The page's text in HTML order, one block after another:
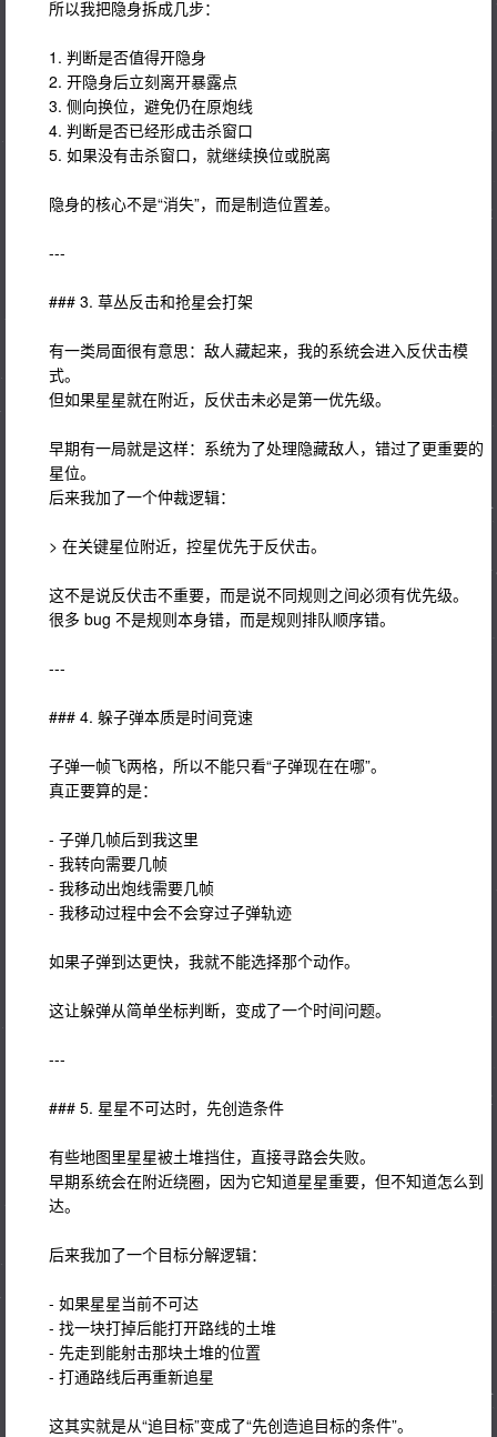
所以我把隐身拆成几步：
1. 判断是否值得开隐身
2. 开隐身后立刻离开暴露点
3. 侧向换位，避免仍在原炮线
4. 判断是否已经形成击杀窗口
5. 如果没有击杀窗口，就继续换位或脱离
隐身的核心不是“消失”，而是制造位置差。
---
### 3. 草丛反击和抢星会打架
有一类局面很有意思：敌人藏起来，我的系统会进入反伏击模
式。
但如果星星就在附近，反伏击未必是第一优先级。
早期有一局就是这样：系统为了处理隐藏敌人，错过了更重要的
星位。
后来我加了一个仲裁逻辑：
> 在关键星位附近，控星优先于反伏击。
这不是说反伏击不重要，而是说不同规则之间必须有优先级。
很多 bug 不是规则本身错，而是规则排队顺序错。
---
### 4. 躲子弹本质是时间竞速
子弹一帧飞两格，所以不能只看“子弹现在在哪”。
真正要算的是：
- 子弹几帧后到我这里
- 我转向需要几帧
- 我移动出炮线需要几帧
- 我移动过程中会不会穿过子弹轨迹
如果子弹到达更快，我就不能选择那个动作。
这让躲弹从简单坐标判断，变成了一个时间问题。
---
### 5. 星星不可达时，先创造条件
有些地图里星星被土堆挡住，直接寻路会失败。
早期系统会在附近绕圈，因为它知道星星重要，但不知道怎么到
达。
后来我加了一个目标分解逻辑：
- 如果星星当前不可达
- 找一块打掉后能打开路线的土堆
- 先走到能射击那块土堆的位置
- 打通路线后再重新追星
这其实就是从“追目标”变成了“先创造追目标的条件”。